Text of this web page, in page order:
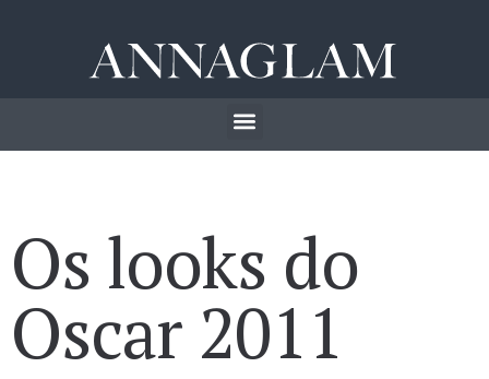
Os looks do
Oscar 2011